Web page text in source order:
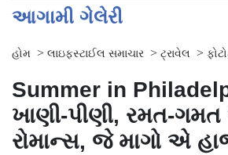
આગામી ગેલેરી
હોમ > લાઇફસ્ટાઈલ સમાચાર > ટ્રાવેલ >
Summer in
ખાણી-પીણી, રમત-
રોમાન્સ, જે માગો એ